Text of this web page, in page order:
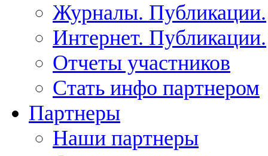
Журналы. Публикации.
Интернет. Публикации.
Отчеты участников
Стать инфо партнером
Партнеры
Наши партнеры